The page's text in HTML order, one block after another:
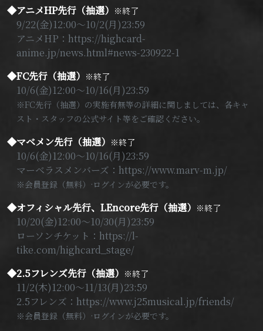
◆アニメHP先行（抽選） ※終了
9/22(金)12:00～10/2(月)23:59
アニメHP：https://highcard-
anime.jp/news.html#news-230922-1
◆FC先行（抽選） ※終了
10/6(金)12:00～10/16(月)23:59
※FC先行（抽選）の実施有無等の詳細に関しましては、各キャ
スト・スタッフの公式サイト等をご確認ください。
◆マベメン先行（抽選） ※終了
10/6(金)12:00～10/16(月)23:59
マーベラスメンバーズ：https://www.marv-m.jp/
※会員登録（無料）·ログインが必要です。
◆オフィシャル先行、LEncore先行（抽選） ※終了
10/20(金)12:00～10/30(月)23:59
ローソンチケット：https://l-
tike.com/highcard_stage/
◆2.5フレンズ先行（抽選） ※終了
11/2(木)12:00～11/13(月)23:59
2.5フレンズ：https://www.j25musical.jp/friends/
※会員登録（無料）·ログインが必要です。